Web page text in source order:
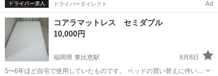
ドライバーダイレクト Ad
コアラマットレス セミダブル
10,000円
福岡県 東比恵駅
8月8日
5〜6年ほど自宅で使用していたものです。 ベッドの買い替えに伴い出